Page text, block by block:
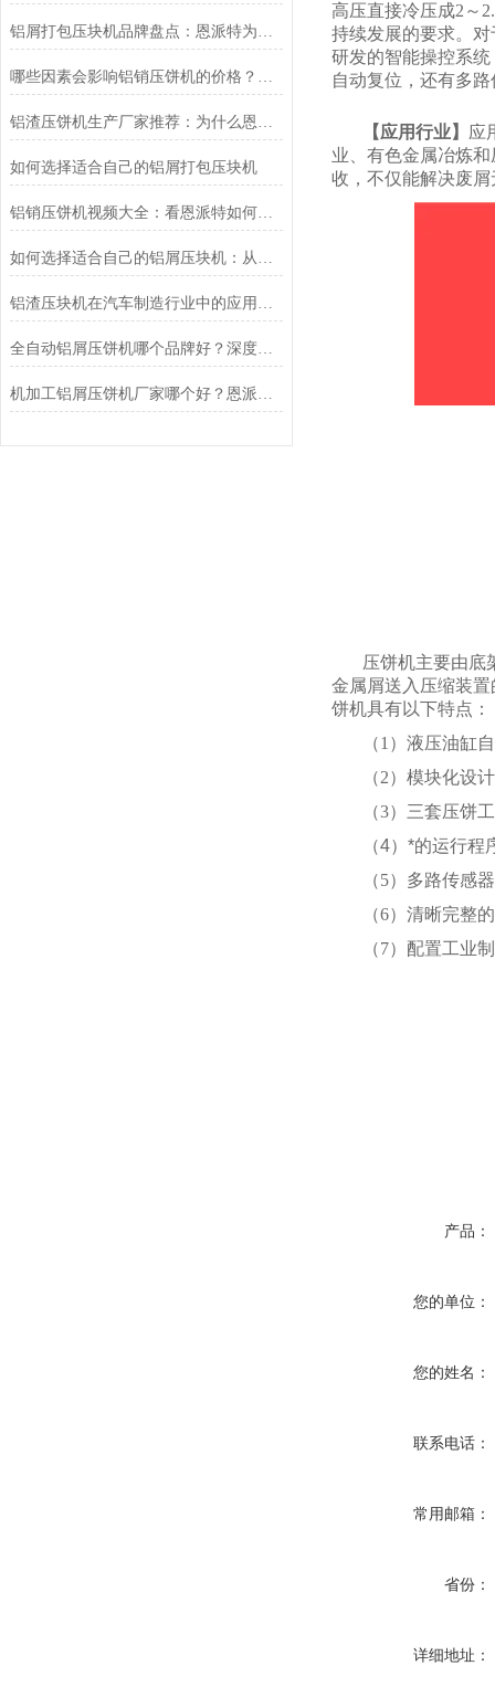
铝屑打包压块机品牌盘点：恩派特为何备受推崇？
哪些因素会影响铝销压饼机的价格？推荐恩派特品牌
铝渣压饼机生产厂家推荐：为什么恩派特是值得信赖的选择？
如何选择适合自己的铝屑打包压块机
铝销压饼机视频大全：看恩派特如何将铝屑变废为宝
如何选择适合自己的铝屑压块机：从生产痛点出发，为什么恩派特值得优先考虑
铝渣压块机在汽车制造行业中的应用：恩派特品牌助力绿色智造
全自动铝屑压饼机哪个品牌好？深度测评为何行业都选恩派特
机加工铝屑压饼机厂家哪个好？恩派特品牌行业
高压直接冷压成2～
持续发展的要求。
研发的智能操控系
自动复位，还有多
【应用行业】 应
业、有色金属冶炼
收，不仅能解决废
压饼机主要由底
金属屑送入压缩装
饼机具有以下特点：
（1）液压油缸
（2）模块化设
（3）三套压饼
（4）*的运行
（5）多路传感
（6）清晰完整
（7）配置工业
产品：
您的单位：
您的姓名：
联系电话：
常用邮箱：
省份：
详细地址：